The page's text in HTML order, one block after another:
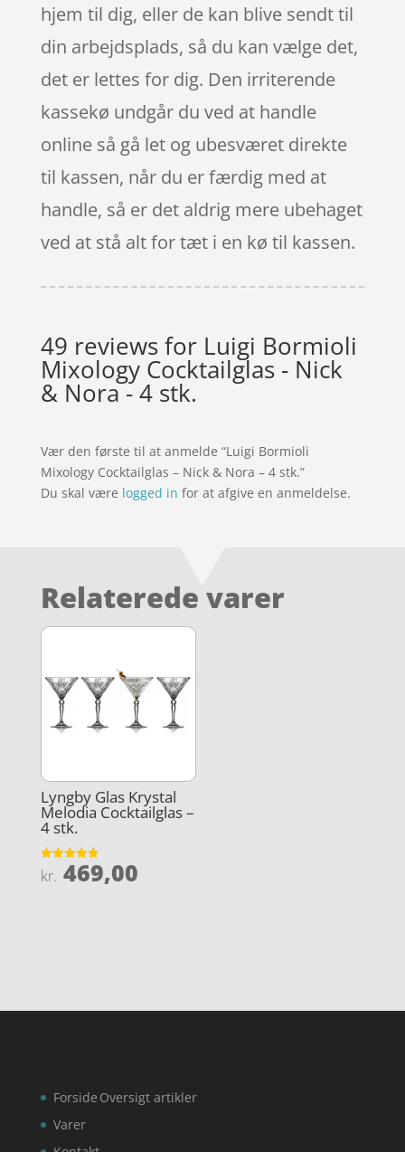
hjem til dig, eller de kan blive sendt til
din arbejdsplads, så du kan vælge det,
det er lettes for dig. Den irriterende
kassekø undgår du ved at handle
online så gå let og ubesværet direkte
til kassen, når du er færdig med at
handle, så er det aldrig mere ubehaget
ved at stå alt for tæt i en kø til kassen.
49 reviews for Luigi Bormioli
Mixology Cocktailglas - Nick
& Nora - 4 stk.
Vær den første til at anmelde “Luigi Bormioli
Mixology Cocktailglas – Nick & Nora – 4 stk.”
Du skal være logged in for at afgive en anmeldelse.
Relaterede varer
Lyngby Glas Krystal
Melodia Cocktailglas –
4 stk.
Vurderet
4.8
kr. 469,00
Forside
Varer
Oversigt artikler